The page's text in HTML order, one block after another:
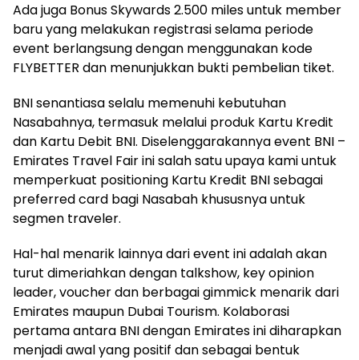
Ada juga Bonus Skywards 2.500 miles untuk member
baru yang melakukan registrasi selama periode
event berlangsung dengan menggunakan kode
FLYBETTER dan menunjukkan bukti pembelian tiket.
BNI senantiasa selalu memenuhi kebutuhan
Nasabahnya, termasuk melalui produk Kartu Kredit
dan Kartu Debit BNI. Diselenggarakannya event BNI –
Emirates Travel Fair ini salah satu upaya kami untuk
memperkuat positioning Kartu Kredit BNI sebagai
preferred card bagi Nasabah khususnya untuk
segmen traveler.
Hal-hal menarik lainnya dari event ini adalah akan
turut dimeriahkan dengan talkshow, key opinion
leader, voucher dan berbagai gimmick menarik dari
Emirates maupun Dubai Tourism. Kolaborasi
pertama antara BNI dengan Emirates ini diharapkan
menjadi awal yang positif dan sebagai bentuk